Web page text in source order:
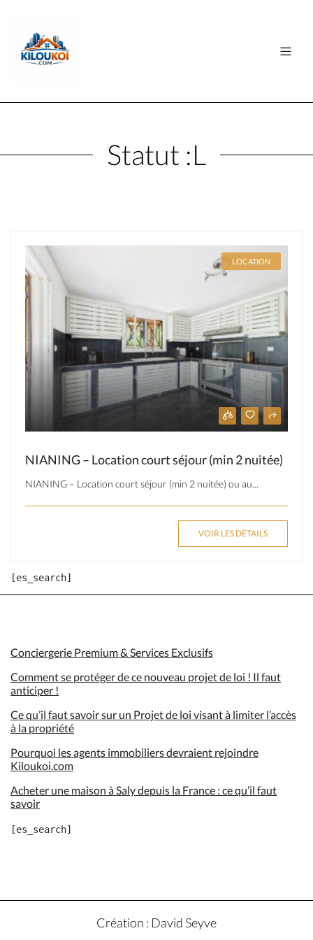
Statut :L
LOCATION
NIANING – Location court séjour (min 2 nuitée)
NIANING – Location court séjour (min 2 nuitée) ou au...
VOIR LES DÉTAILS
Conciergerie Premium & Services Exclusifs
Comment se protéger de ce nouveau projet de loi ! Il faut
anticiper !
Ce qu’il faut savoir sur un Projet de loi visant à limiter l’accès
à la propriété
Pourquoi les agents immobiliers devraient rejoindre
Kiloukoi.com
Acheter une maison à Saly depuis la France : ce qu’il faut
savoir
Création : David Seyve